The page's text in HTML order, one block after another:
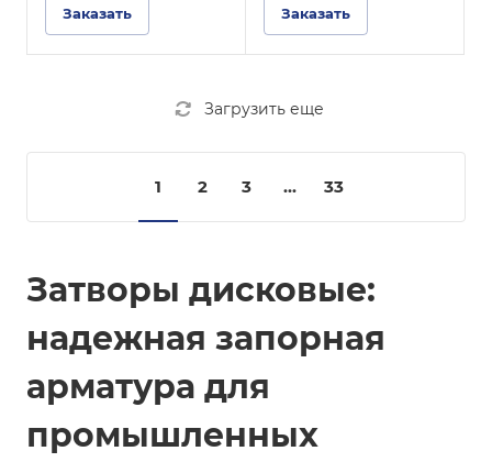
Заказать Заказать
Загрузить еще
1 2 3 ... 33
Затворы дисковые:
надежная запорная
арматура для
промышленных